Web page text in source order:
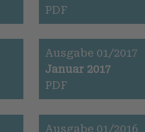
PDF
Ausgabe 01/2017
Januar 2017
PDF
Ausgabe 01/2016